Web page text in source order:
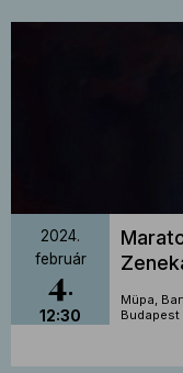
2024.
február
4
12:30
Müpa,
Budapest